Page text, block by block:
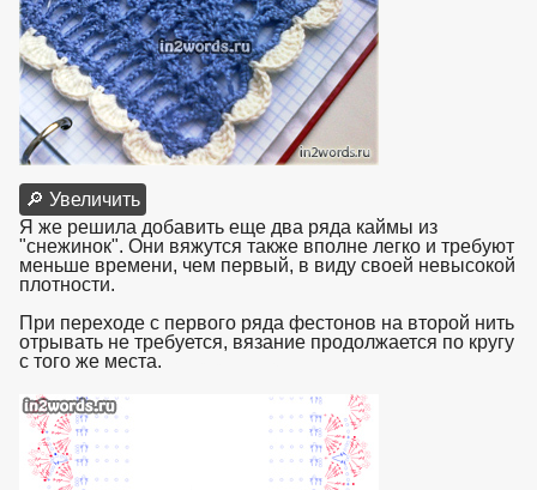
🔎 Увеличить
Я же решила добавить еще два ряда каймы из
"снежинок". Они вяжутся также вполне легко и требуют
меньше времени, чем первый, в виду своей невысокой
плотности.
При переходе с первого ряда фестонов на второй нить
отрывать не требуется, вязание продолжается по кругу
с того же места.